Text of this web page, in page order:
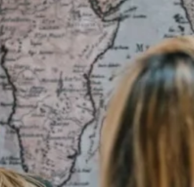
Haarlem
Zijlweg 36
haarlem@puurmakelaars.nl
35 42